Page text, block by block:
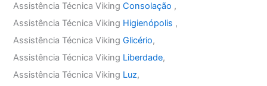
Assistência Técnica VikingConsolação ,
Assistência Técnica Viking Higienópolis ,
Assistência Técnica VikingGlicério,
Assistência Técnica Viking Liberdade,
Assistência Técnica Viking Luz,